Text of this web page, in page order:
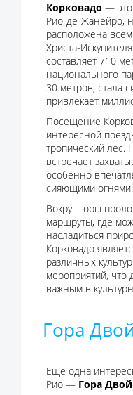
Корковадо — это
Рио-де-Жанейро,
расположена
Христа-
составляет 710
национального
30 метров, стала
привлекает
Посещение
интересной
тропический лес.
встречает
особенно
сияющими огнями.
Вокруг горы
маршруты, где
насладиться
Корковадо
различных
мероприятий, что
важным в
Гора
Еще одна
Рио — Гора